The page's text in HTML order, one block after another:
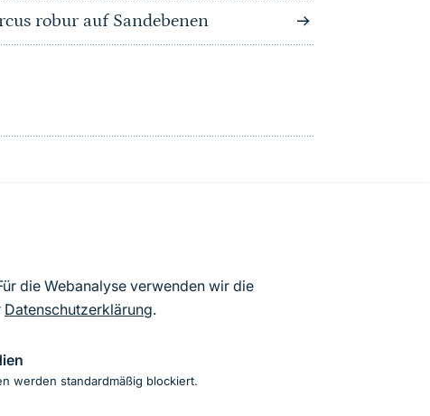
die Webanalyse verwenden wir die
Datenschutzerklärung.
werden standardmäßig blockiert.
robur auf Sandebenen
Deutschlands (Stand:
zur Veröffentlichung freigegebenen